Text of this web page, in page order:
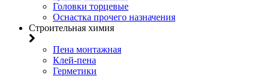
Головки торцевые
Оснастка прочего назначения
Строительная химия
Пена монтажная
Клей-пена
Герметики